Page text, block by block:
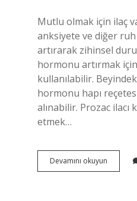
Mutlu olmak için ilaç
anksiyete ve diğer
artırarak zihinsel
hormonu artırmak
kullanılabilir.
hormonu hapı
alınabilir. Prozac
etmek…
Devamını okuyun Mutluluk
Ilacı